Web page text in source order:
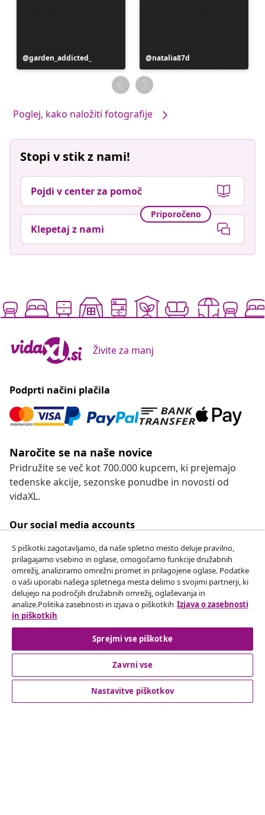
Objavo
je
garden_addicted_
Objavo
je
objavil
natalia87d
Poglej, kako naložiti fotografije
Stopi v stik z nami!
Pojdi v center za pomoč
Priporočeno
Klepetaj z nami
Živite za manj
Podprti načini plačila
Naročite se na naše novice
Pridružite se več kot 700.000 kupcem, ki prejemajo
tedenske akcije, sezonske ponudbe in novosti od
vidaXL.
Our social media accounts
Odstop od pogodbe
Oddaj zahtevek za odstop od naročila.
Odstop od pogodbe
Podpora za stranke
S piškotki zagotavljamo, da naše spletno mesto deluje pravilno,
prilagajamo vsebino in oglase, omogočamo funkcije družabnih
omrežij, analiziramo omrežni promet in prilagojene oglase. Podatke
o vaši uporabi našega spletnega mesta delimo s svojimi partnerji, ki
delujejo na področjih družabnih omrežij, oglaševanja in
analize.Politika zasebnosti in izjava o piškotkih Izjava o zasebnosti
in piškotkih
Sprejmi vse piškotke
Zavrni vse
Nastavitve piškotkov